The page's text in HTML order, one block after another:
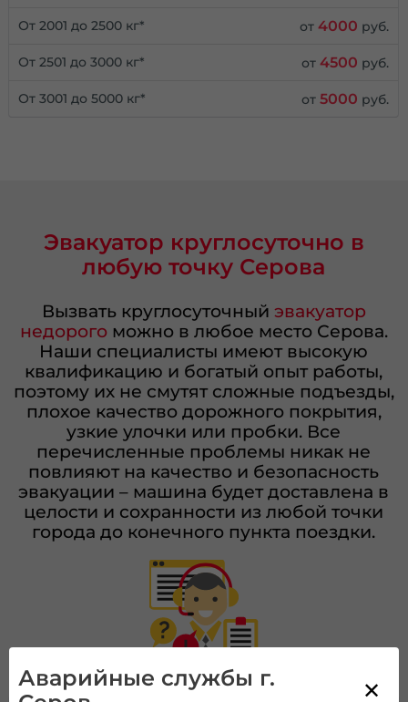
От 2001 до 2500 кг* от4000 руб.
От 2501 до 3000 кг* от4500 руб.
От 3001 до 5000 кг* от5000 руб.
Эвакуатор круглосуточно в
любую точку Серова
Вызвать круглосуточный эвакуатор
недорого можно в любое место Серова.
Наши специалисты имеют высокую
квалификацию и богатый опыт работы,
поэтому их не смутят сложные подъезды,
плохое качество дорожного покрытия,
узкие улочки или пробки. Все
перечисленные проблемы никак не
повлияют на качество и безопасность
эвакуации – машина будет доставлена в
целости и сохранности из любой точки
города до конечного пункта поездки.
Аварийные службы г.